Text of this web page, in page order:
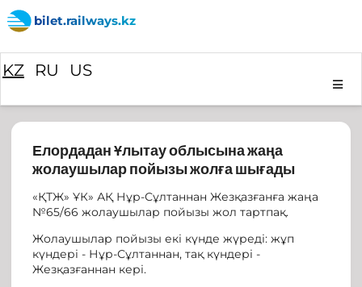
bilet.railways.kz
KZ RU US
Елордадан Ұлытау облысына жаңа
жолаушылар пойызы жолға шығады
«ҚТЖ» ҰК» АҚ Нұр-Сұлтаннан Жезқазғанға жаңа
№65/66 жолаушылар пойызы жол тартпақ.
Жолаушылар пойызы екі күнде жүреді: жұп
күндері - Нұр-Сұлтаннан, тақ күндері -
Жезқазғаннан кері.